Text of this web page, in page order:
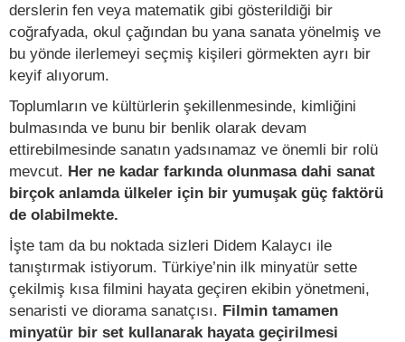
derslerin fen veya matematik gibi gösterildiği bir
coğrafyada, okul çağından bu yana sanata yönelmiş ve
bu yönde ilerlemeyi seçmiş kişileri görmekten ayrı bir
keyif alıyorum.
Toplumların ve kültürlerin şekillenmesinde, kimliğini
bulmasında ve bunu bir benlik olarak devam
ettirebilmesinde sanatın yadsınamaz ve önemli bir rolü
mevcut. Her ne kadar farkında olunmasa dahi sanat
birçok anlamda ülkeler için bir yumuşak güç faktörü
de olabilmekte.
İşte tam da bu noktada sizleri Didem Kalaycı ile
tanıştırmak istiyorum. Türkiye’nin ilk minyatür sette
çekilmiş kısa filmini hayata geçiren ekibin yönetmeni,
senaristi ve diorama sanatçısı. Filmin tamamen
minyatür bir set kullanarak hayata geçirilmesi